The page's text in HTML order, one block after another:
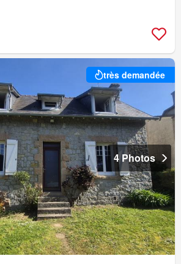
très demandée
4 Photos